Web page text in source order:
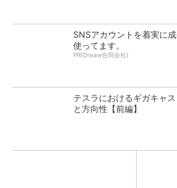
SNSアカウントを着実に
使ってます。
PR(Dreaw合同会社)
テスラにおけるギガキャ
と方向性【前編】